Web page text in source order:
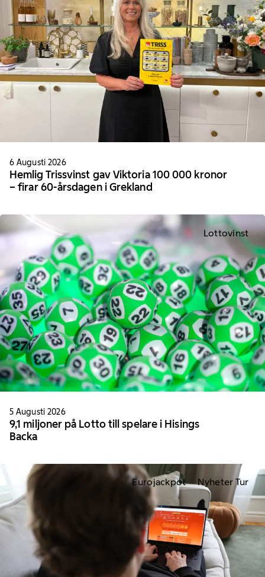
6 Augusti 2026
Hemlig Trissvinst gav Viktoria 100 000 kronor
– firar 60-årsdagen i Grekland
Lottovinst
5 Augusti 2026
9,1 miljoner på Lotto till spelare i Hisings
Backa
Eurojackpot Nyheter Tur